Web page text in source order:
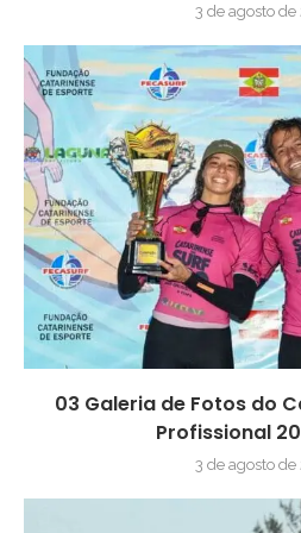
3 de agosto
03 Galeria de Fotos do
Profissional
3 de agosto